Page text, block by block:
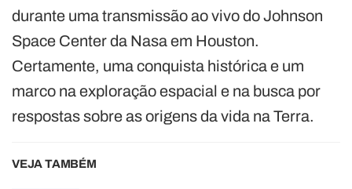
durante uma transmissão ao vivo do Johnson
Space Center da Nasa em Houston.
Certamente, uma conquista histórica e um
marco na exploração espacial e na busca por
respostas sobre as origens da vida na Terra.
VEJA TAMBÉM